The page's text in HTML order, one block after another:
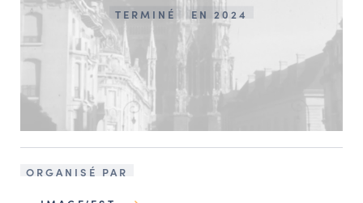
TERMINÉ EN 2024
ORGANISÉ PAR